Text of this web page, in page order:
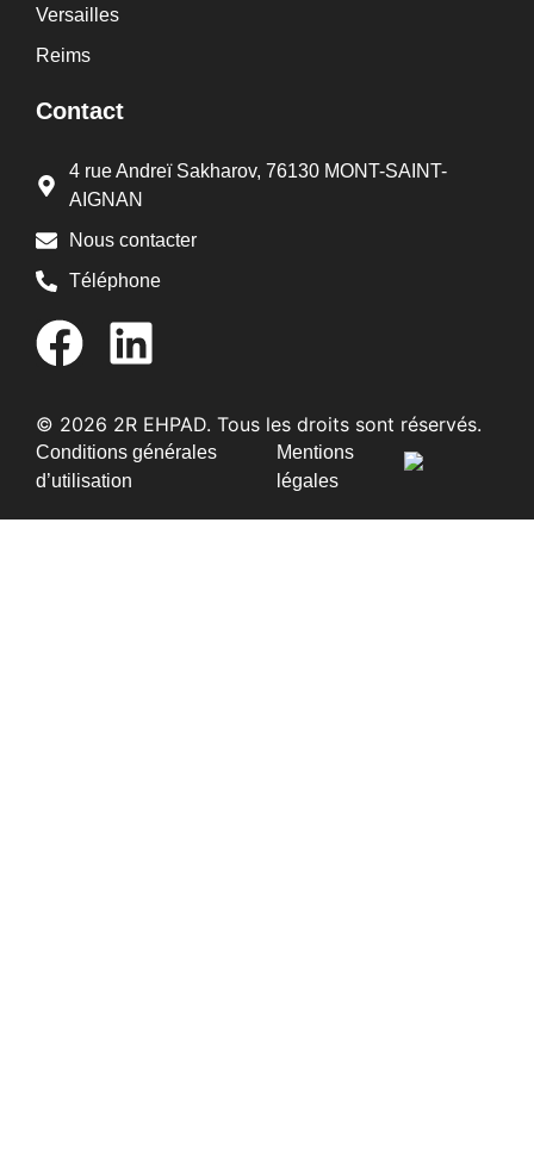
Versailles
Reims
Contact
4 rue Andreï Sakharov, 76130 MONT-SAINT-
AIGNAN
Nous contacter
Téléphone
© 2026 2R EHPAD. Tous les droits sont réservés.
Conditions générales
d’utilisation
Mentions
légales